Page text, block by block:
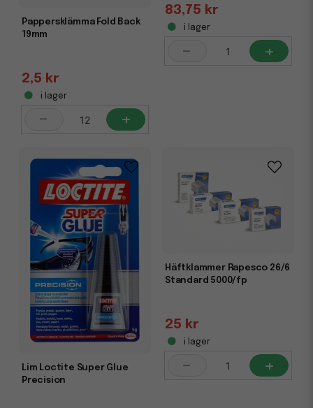
Pappersklämma Fold Back
19mm
2,5 kr
i lager
- +
83,75 kr
i lager
- +
Lim Loctite Super Glue
Precision
Häftklammer Rapesco 26/6
Standard 5000/fp
25 kr
i lager
- +